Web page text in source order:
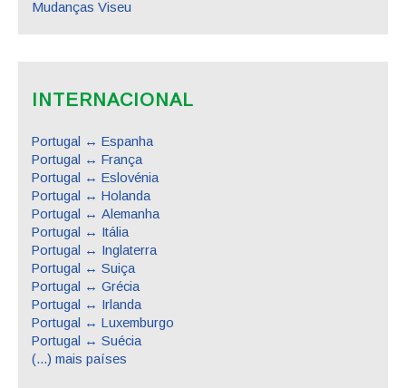
Mudanças Viseu
INTERNACIONAL
Portugal ↔ Espanha
Portugal ↔ França
Portugal ↔ Eslovénia
Portugal ↔ Holanda
Portugal ↔ Alemanha
Portugal ↔ Itália
Portugal ↔ Inglaterra
Portugal ↔ Suiça
Portugal ↔ Grécia
Portugal ↔ Irlanda
Portugal ↔ Luxemburgo
Portugal ↔ Suécia
(...) mais países